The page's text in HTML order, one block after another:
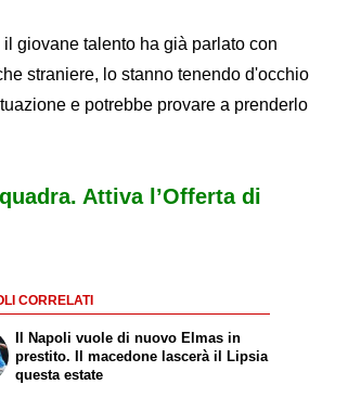
giovane talento ha già parlato con
straniere, lo stanno tenendo d'occhio
e potrebbe provare a prenderlo
Attiva l’Offerta di
CORRELATI
Il Napoli vuole di nuovo Elmas in
prestito. Il macedone lascerà il Lipsia
questa estate